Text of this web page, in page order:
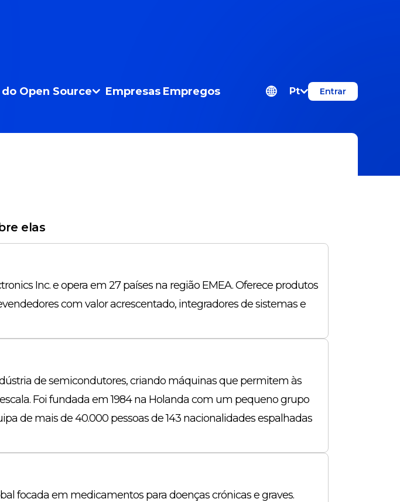
Open Source Empresas Empregos Pt Entrar
elas
Inc. e opera em 27 países na região EMEA. Oferece produtos
com valor acrescentado, integradores de sistemas e
de semicondutores, criando máquinas que permitem às
Foi fundada em 1984 na Holanda com um pequeno grupo
de mais de 40.000 pessoas de 143 nacionalidades espalhadas
focada em medicamentos para doenças crónicas e graves.